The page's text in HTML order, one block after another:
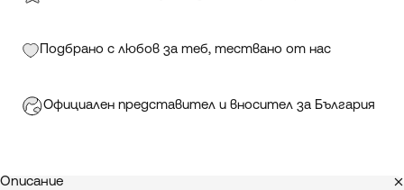
Подбрано с любов за теб, тествано от нас
Официален представител и вносител за България
Описание